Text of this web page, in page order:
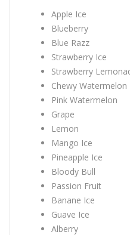
Apple Ice
Blueberry
Blue Razz
Strawberry Ice
Strawberry
Chewy Watermelon
Pink Watermelon
Grape
Lemon
Mango Ice
Pineapple Ice
Bloody Bull
Passion Fruit
Banane Ice
Guave Ice
Alberry